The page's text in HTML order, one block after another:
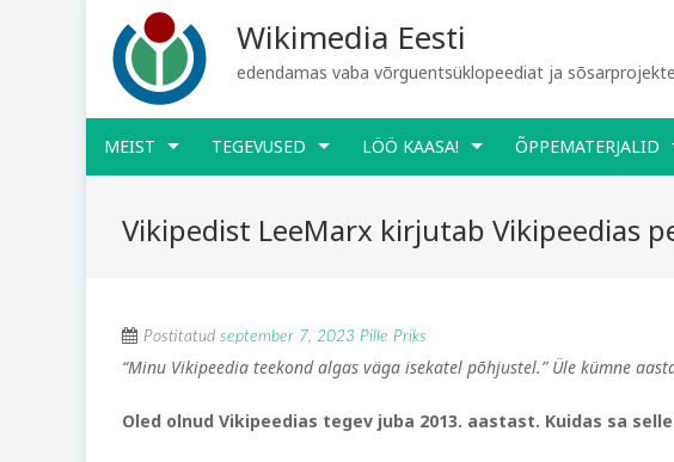
Wikimedia Eesti
edendamas vaba võrguentsüklopeediat ja
MEIST TEGEVUSED LÖÖ KAASA! ÕPPEMATERJALID
Vikipedist LeeMarx kirjutab Vikipeedias
Postitatud september 7, 2023 Pille Priks
“Minu Vikipeedia teekond algas väga isekatel põhjustel.” Üle kümne
Oled olnud Vikipeedias tegev juba 2013. aastast. Kuidas sa